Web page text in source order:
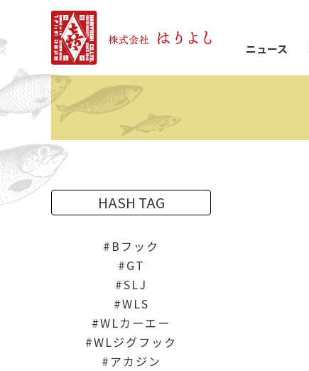
ニュース
HASH TAG
Bフック
GT
SLJ
WLS
WLカーエー
WLジグフック
アカジン